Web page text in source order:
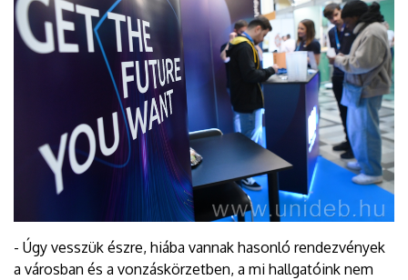
- Úgy vesszük észre, hiába vannak hasonló rendezvények
a városban és a vonzáskörzetben, a mi hallgatóink nem